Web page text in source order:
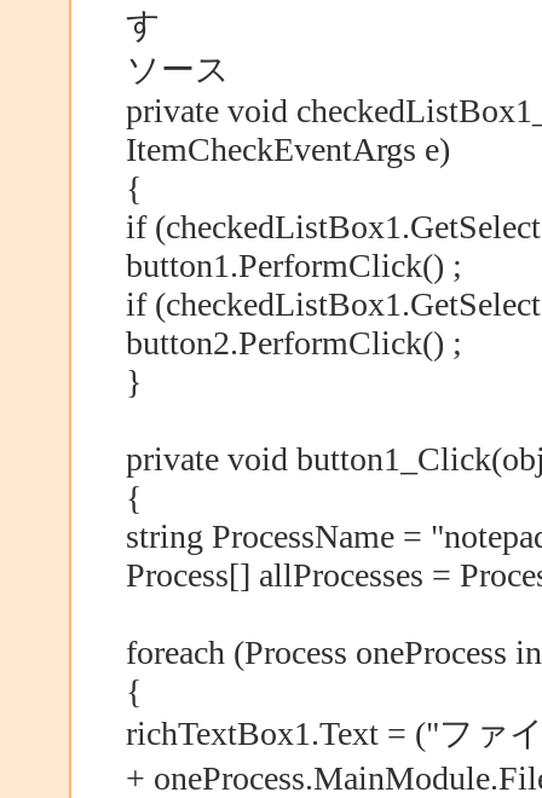
す
ソース
private void
ItemCheckEventArgs e)
{
if
button1.PerformClick() ;
if
button2.PerformClick() ;
}
private void
{
string ProcessName =
Process[] allProcesses =
foreach (Process oneProcess
{
richTextBox1.Text = ("ファ
+